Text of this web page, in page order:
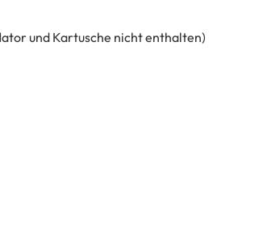
und Kartusche nicht enthalten)